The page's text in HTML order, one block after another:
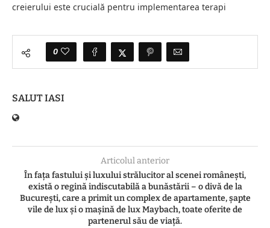
creierului este crucială pentru implementarea terapi
0
SALUT IASI
Articolul anterior
În fața fastului și luxului strălucitor al scenei românești,
există o regină indiscutabilă a bunăstării – o divă de la
București, care a primit un complex de apartamente, șapte
vile de lux și o mașină de lux Maybach, toate oferite de
partenerul său de viață.